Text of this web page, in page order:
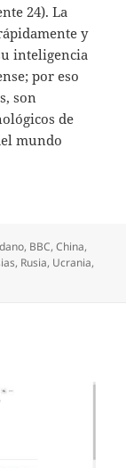
24). La
y
inteligencia
por eso
son
de
mundo
, BBC,China,
, Rusia, Ucrania,